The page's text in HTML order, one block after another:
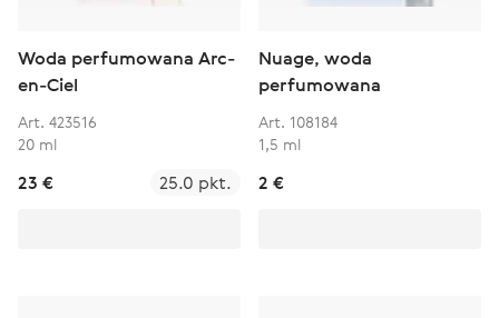
Woda perfumowana Arc-
en-Ciel
Art. 423516
20 ml
23 € 25.0 pkt.
Nuage, woda
perfumowana
Art. 108184
1,5 ml
2 €